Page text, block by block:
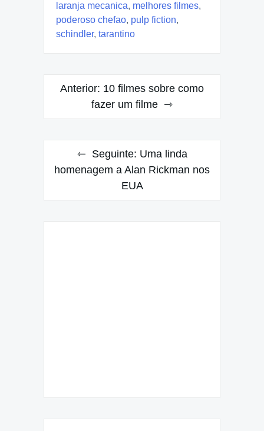
laranja mecanica, melhores filmes,
poderoso chefao, pulp fiction,
schindler, tarantino
Navegação
Anterior: 10 filmes sobre como
fazer um filme
Seguinte: Uma linda
homenagem a Alan Rickman nos
EUA